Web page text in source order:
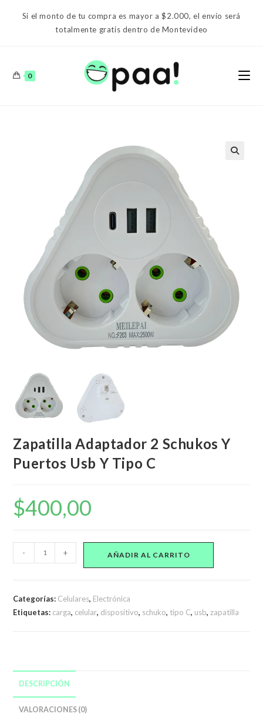
Si el monto de tu compra es mayor a $2.000, el envío será
totalmente gratis dentro de Montevideo
0
Zapatilla Adaptador 2 Schukos Y
Puertos Usb Y Tipo C
$400,00
Adaptador
Y
cantidad
- + AÑADIR AL CARRITO
Categorías: Celulares, Electrónica
Etiquetas: carga, celular, dispositivo, schuko, tipo C, usb,zapatilla
DESCRIPCIÓN
VALORACIONES (0)